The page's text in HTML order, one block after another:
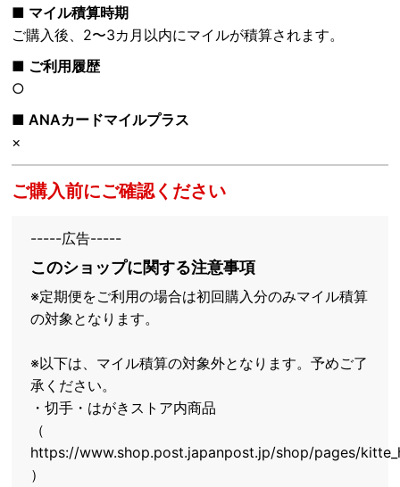
■ マイル積算時期
ご購入後、2〜3カ月以内にマイルが積算されます。
■ ご利用履歴
○
■ ANAカードマイルプラス
×
ご購入前にご確認ください
-----広告-----
このショップに関する注意事項
※定期便をご利用の場合は初回購入分のみマイル積算
の対象となります。
※以下は、マイル積算の対象外となります。予めご了
承ください。
・切手・はがきストア内商品
（
https://www.shop.post.japanpost.jp/shop/pages/
）